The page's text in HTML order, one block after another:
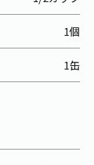
1個
1缶